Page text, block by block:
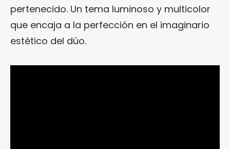
pertenecido. Un tema luminoso y multicolor
que encaja a la perfección en el imaginario
estético del dúo.